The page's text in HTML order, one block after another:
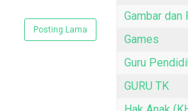
Posting Lama
Gambar dan
Games
Guru
GURU TK